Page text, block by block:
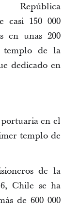
República
casi 150 000
en unas 200
templo de la
dedicado en
en el
templo de
de la
Chile se ha
de 600 000